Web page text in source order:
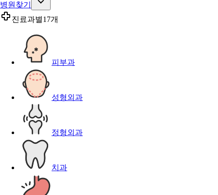
병원찾기
진료과별17개
피부과
성형외과
정형외과
치과